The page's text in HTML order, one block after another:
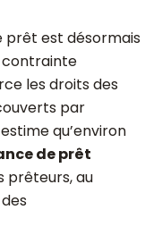
prêt est désormais
contrainte
les droits des
par
qu’environ
de prêt
prêteurs, au